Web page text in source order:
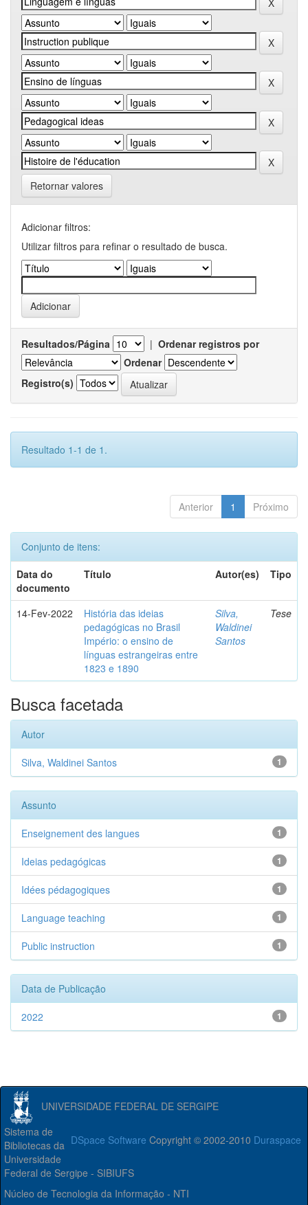
Retornar valores
Adicionar filtros:
Utilizar filtros para refinar o resultado de busca.
Resultados/Página | Ordenar registros por
Ordenar
Registro(s)
Resultado 1-1 de 1.
Anterior 1 Próximo
Conjunto de itens:
Data do
documento
Título Autor(es) Tipo
14-Fev-2022
História das ideias
pedagógicas no Brasil
Império: o ensino de
línguas estrangeiras entre
1823 e 1890
Silva,
Waldinei
Santos
Tese
Busca facetada
Autor
1
Silva, Waldinei Santos
Assunto
1
Enseignement des langues
1
Ideias pedagógicas
1
Idées pédagogiques
1
Language teaching
1
Public instruction
Data de Publicação
1
2022
UNIVERSIDADE FEDERAL DE SERGIPE
DSpace Software Copyright © 2002-2010 Duraspace
Sistema de
Bibliotecas da
Universidade
Federal de Sergipe - SIBIUFS
Núcleo de Tecnologia da Informação - NTI